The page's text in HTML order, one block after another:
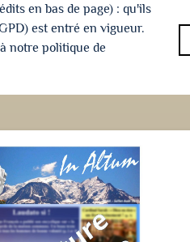
en bas de page) : qu'ils
est entré en vigueur.
notre politique de